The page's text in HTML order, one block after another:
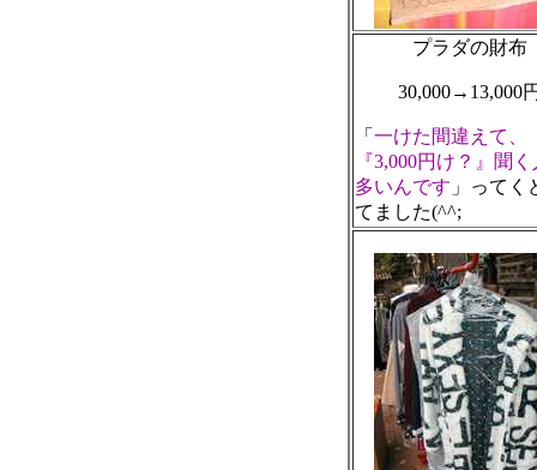
プラダの財布
30,000→13,000
「 一けた間違えて、
『3,000円け？』聞
多いんです 」ってく
てました(^^;